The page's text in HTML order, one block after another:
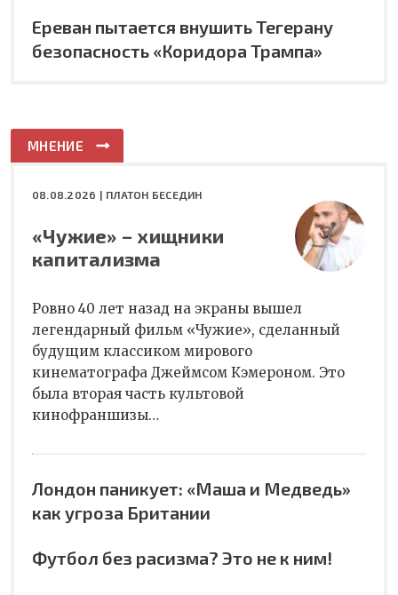
Ереван пытается внушить Тегерану
безопасность «Коридора Трампа»
МНЕНИЕ
08.08.2026 | ПЛАТОН БЕСЕДИН
«Чужие» – хищники
капитализма
Ровно 40 лет назад на экраны вышел
легендарный фильм «Чужие», сделанный
будущим классиком мирового
кинематографа Джеймсом Кэмероном. Это
была вторая часть культовой
кинофраншизы…
Лондон паникует: «Маша и Медведь»
как угроза Британии
Футбол без расизма? Это не к ним!